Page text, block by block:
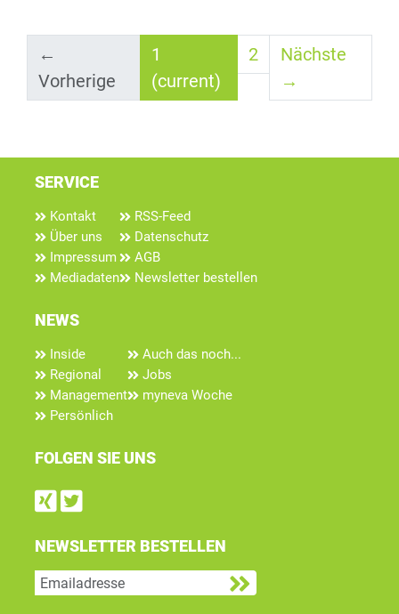
←
Vorherige
1
(current)
2
Nächste
→
SERVICE
Kontakt
Über uns
Impressum
Mediadaten
RSS-Feed
Datenschutz
AGB
Newsletter bestellen
NEWS
Inside
Regional
Management
Persönlich
Auch das noch...
Jobs
myneva Woche
FOLGEN SIE UNS
Find us on Xing
Follow us on Twitter
NEWSLETTER BESTELLEN